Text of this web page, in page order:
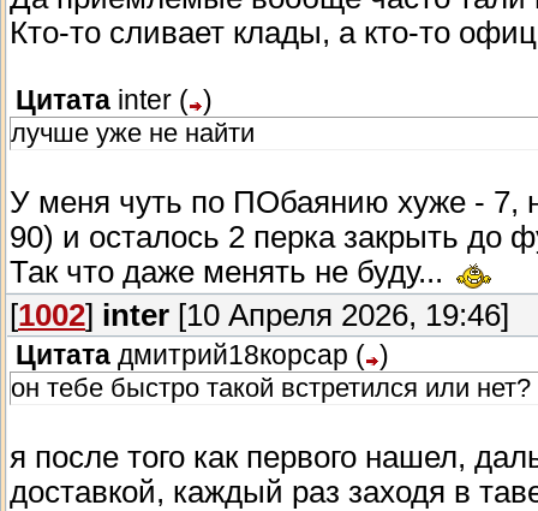
Кто-то сливает клады, а кто-то
Цитата inter ( )
лучше уже не найти
У меня чуть по ПОбаянию хуже - 7,
90) и осталось 2 перка закрыть до
Так что даже менять не буду...
[1002] inter [10 Апреля 2026, 19:46]
Цитата дмитрий18корсар ( )
он тебе быстро такой встретился или нет?
я после того как первого нашел,
доставкой, каждый раз заходя в